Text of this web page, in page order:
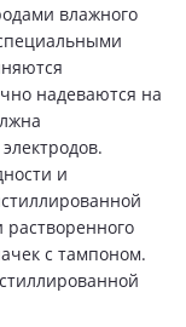
влажного
надеваются на
и
с тампоном.